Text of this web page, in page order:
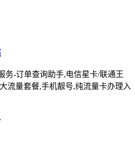
务-订单查询助手,电信星卡/联通王
流量套餐,手机靓号,纯流量卡办理入